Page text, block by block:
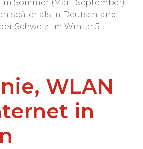
Sommer (Mai - September)
später als in Deutschland,
Schweiz, im Winter 5
WLAN
in